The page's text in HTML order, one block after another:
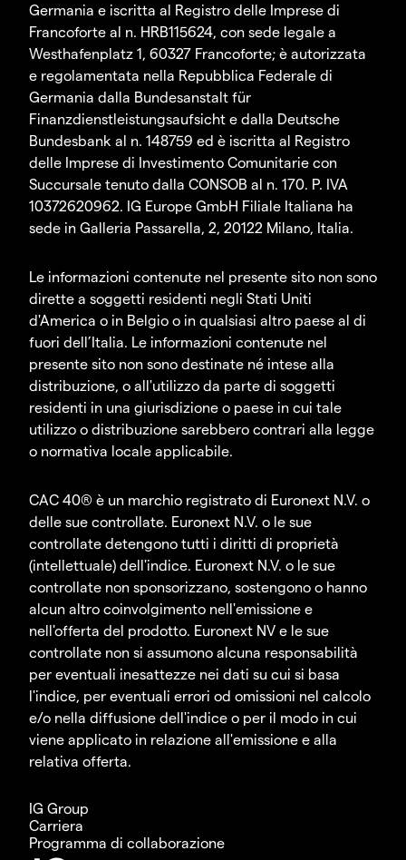
Germania e iscritta al Registro delle Imprese di
Francoforte al n. HRB115624, con sede legale a
Westhafenplatz 1, 60327 Francoforte; è autorizzata
e regolamentata nella Repubblica Federale di
Germania dalla Bundesanstalt für
Finanzdienstleistungsaufsicht e dalla Deutsche
Bundesbank al n. 148759 ed è iscritta al Registro
delle Imprese di Investimento Comunitarie con
Succursale tenuto dalla CONSOB al n. 170. P. IVA
10372620962. IG Europe GmbH Filiale Italiana ha
sede in Galleria Passarella, 2, 20122 Milano, Italia.
Le informazioni contenute nel presente sito non sono
dirette a soggetti residenti negli Stati Uniti
d'America o in Belgio o in qualsiasi altro paese al di
fuori dell’Italia. Le informazioni contenute nel
presente sito non sono destinate né intese alla
distribuzione, o all'utilizzo da parte di soggetti
residenti in una giurisdizione o paese in cui tale
utilizzo o distribuzione sarebbero contrari alla legge
o normativa locale applicabile.
CAC 40® è un marchio registrato di Euronext N.V. o
delle sue controllate. Euronext N.V. o le sue
controllate detengono tutti i diritti di proprietà
(intellettuale) dell'indice. Euronext N.V. o le sue
controllate non sponsorizzano, sostengono o hanno
alcun altro coinvolgimento nell'emissione e
nell'offerta del prodotto. Euronext NV e le sue
controllate non si assumono alcuna responsabilità
per eventuali inesattezze nei dati su cui si basa
l'indice, per eventuali errori od omissioni nel calcolo
e/o nella diffusione dell'indice o per il modo in cui
viene applicato in relazione all'emissione e alla
relativa offerta.
IG Group
Carriera
Programma di collaborazione